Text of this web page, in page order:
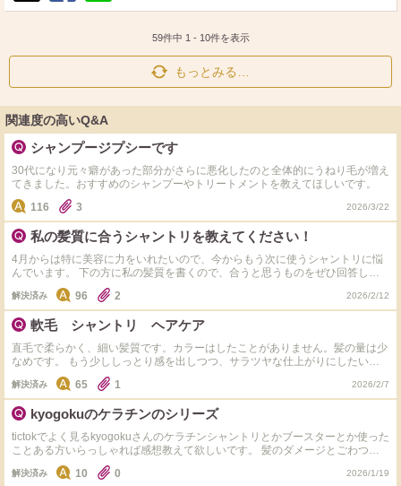
ポ
シ
送
59件中 1 - 10件を表示
もっとみる…
関連度の高いQ&A
シャンプージプシーです
30代になり元々癖があった部分がさらに悪化したのと全体的にうねり毛が増え
てきました。おすすめのシャンプーやトリートメントを教えてほしいです。
116
3 2026/3/22
私の髪質に合うシャントリを教えてください！
4月からは特に美容に力をいれたいので、今からもう次に使うシャントリに悩
んでいます。 下の方に私の髪質を書くので、合うと思うものをぜひ回答して
ほしいです！ ・太い髪の毛 ・硬い髪の毛 ・毛量が多い ・ヘアアイロン130℃
を毎日使う ・ドライヤーを毎日使う ・うねりやすい ・ボリュームが出やすい
（広がりやすい） ・胸くらいの髪の長さ ・カラー、パーマ、ブリーチ歴一切
なし
解決済み 96 2 2026/2/12
軟毛 シャントリ ヘアケア
直毛で柔らかく、細い髪質です。カラーはしたことがありません。髪の量は少
なめです。 もう少ししっとり感を出しつつ、サラツヤな仕上がりにしたいで
す。 おすすめのシャンプー・トリートメント、ヘアケア用品を教えてくださ
い！
解決済み 65 1 2026/2/7
kyogokuのケラチンのシリーズ
tictokでよく見るkyogokuさんのケラチンシャントリとかブースターとか使った
ことある方いらっしゃれば感想教えて欲しいです。 髪のダメージとごわつき
に悩んでます。オススメのシャントリあれば詳しくメーカーと商品名を是非教
えて欲しいです。
解決済み 10 0 2026/1/19